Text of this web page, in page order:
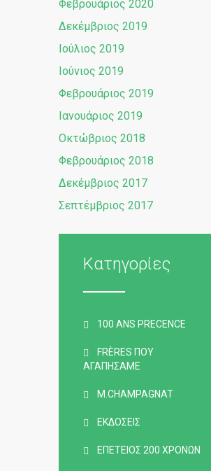
Φεβρουάριος 2020
Δεκέμβριος 2019
Ιούλιος 2019
Ιούνιος 2019
Φεβρουάριος 2019
Ιανουάριος 2019
Οκτώβριος 2018
Φεβρουάριος 2018
Δεκέμβριος 2017
Σεπτέμβριος 2017
Κατηγορίες
100 ANS PRECENCE
FRÈRES ΠΟΥ
ΑΓΑΠΉΣΑΜΕ
M.CHAMPAGNAT
ΕΚΔΌΣΕΙΣ
ΕΠΈΤΕΙΟΣ 200 ΧΡΌΝΩΝ